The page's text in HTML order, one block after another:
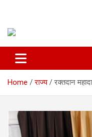
Home राज्य रक्तदान